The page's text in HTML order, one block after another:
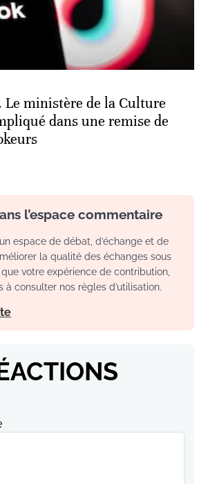
Le ministère de la Culture
dans une remise de
l’espace commentaire
espace de débat, d’échange et de
la qualité des échanges sous
votre expérience de contribution,
à consulter nos règles d’utilisation.